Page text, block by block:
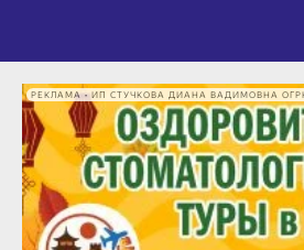
РЕКЛАМА • ИП СТУЧКОВА ДИАНА ВАДИМОВНА